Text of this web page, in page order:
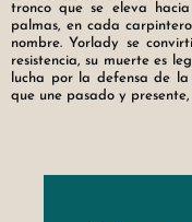
tronco que se eleva
palmas, en cada
nombre. Yorlady se
resistencia, su muerte es
lucha por la defensa de
que une pasado y